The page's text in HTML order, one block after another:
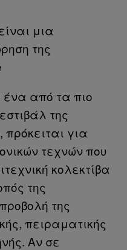
μια
της
ένα από τα πιο
της
για
τεχνών που
κολεκτίβα
της
της
πειραματικής
Αν σε